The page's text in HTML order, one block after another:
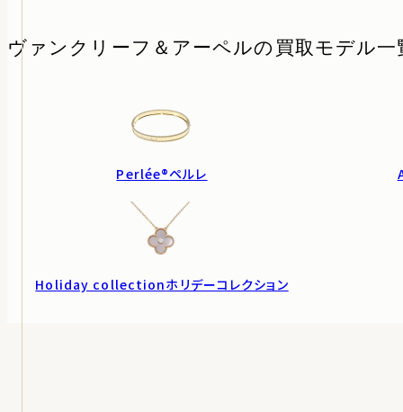
ヴァンクリーフ＆アーペルの 買取モデル一
Perlée®ペルレ
Holiday collectionホリデーコレクション